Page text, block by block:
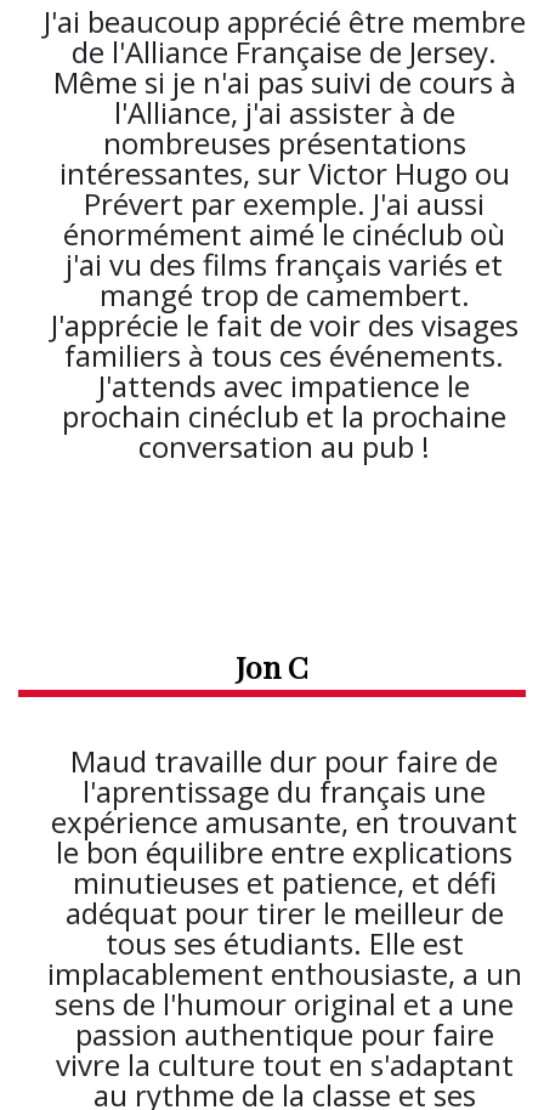
J'ai beaucoup apprécié être membre
de l'Alliance Française de Jersey.
Même si je n'ai pas suivi de cours à
l'Alliance, j'ai assister à de
nombreuses présentations
intéressantes, sur Victor Hugo ou
Prévert par exemple. J'ai aussi
énormément aimé le cinéclub où
j'ai vu des films français variés et
mangé trop de camembert.
J'apprécie le fait de voir des visages
familiers à tous ces événements.
J'attends avec impatience le
prochain cinéclub et la prochaine
conversation au pub !
Jon C
Maud travaille dur pour faire de
l'aprentissage du français une
expérience amusante, en trouvant
le bon équilibre entre explications
minutieuses et patience, et défi
adéquat pour tirer le meilleur de
tous ses étudiants. Elle est
implacablement enthousiaste, a un
sens de l'humour original et a une
passion authentique pour faire
vivre la culture tout en s'adaptant
au rythme de la classe et ses